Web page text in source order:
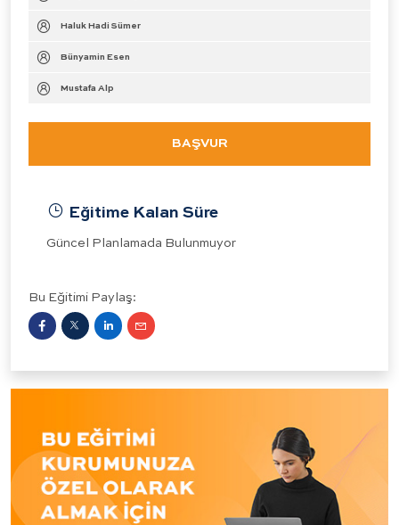
Haluk Hadi Sümer
Bünyamin Esen
Mustafa Alp
BAŞVUR
Eğitime Kalan Süre
Güncel Planlamada Bulunmuyor
Bu Eğitimi Paylaş: